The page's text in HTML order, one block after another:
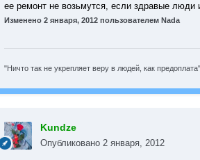
ее ремонт не возьмутся, если здравые люди
Изменено 2 января, 2012 пользователем Nada
"Ничто так не укрепляет веру в людей, как предоплата".
Kundze
Опубликовано 2 января, 2012